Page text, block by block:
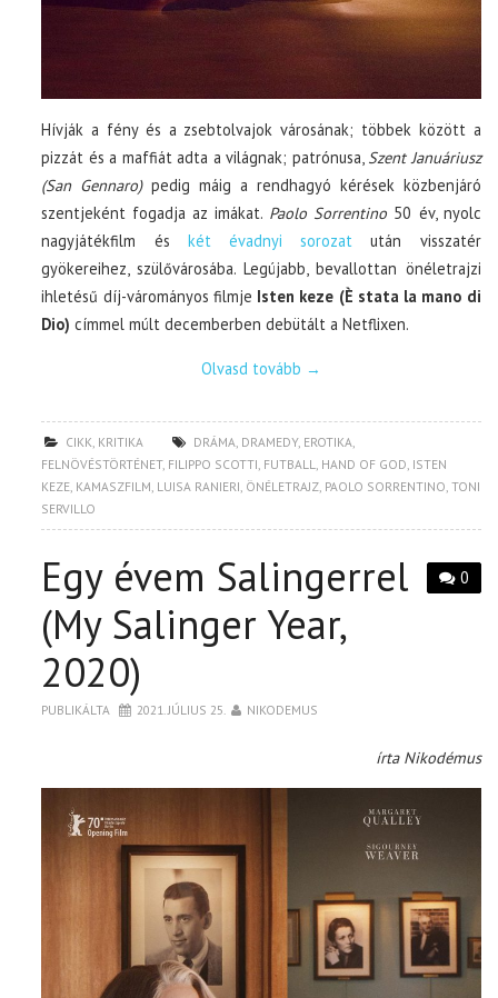
Hívják a fény és a zsebtolvajok városának; többek között a
pizzát és a maffiát adta a világnak; patrónusa, Szent Januáriusz
(San Gennaro)pedig máig a rendhagyó kérések közbenjáró
szentjeként fogadja az imákat. Paolo Sorrentino 50 év, nyolc
nagyjátékfilm és két évadnyi sorozat után visszatér
gyökereihez, szülővárosába. Legújabb, bevallottan önéletrajzi
ihletésű díj-várományos filmje Isten keze (È stata la mano di
Dio) címmel múlt decemberben debütált a Netflixen.
Olvasd tovább →
CIKK, KRITIKA DRÁMA, DRAMEDY, EROTIKA,
FELNÖVÉSTÖRTÉNET, FILIPPO SCOTTI, FUTBALL, HAND OF GOD, ISTEN
KEZE, KAMASZFILM, LUISA RANIERI, ÖNÉLETRAJZ, PAOLO SORRENTINO,TONI
SERVILLO
0
Egy évem Salingerrel
(My Salinger Year,
2020)
PUBLIKÁLTA 2021. JÚLIUS 25. NIKODEMUS
írta Nikodémus